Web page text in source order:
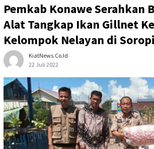
Pemkab Konawe Serahkan
Alat Tangkap Ikan Gillnet
Kelompok Nelayan di
KiatNews.co.id
22 Juli 2022